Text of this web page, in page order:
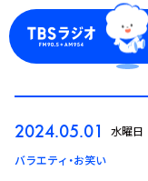
ログイン
2024.05.01 水曜日
バラエティ・お笑い